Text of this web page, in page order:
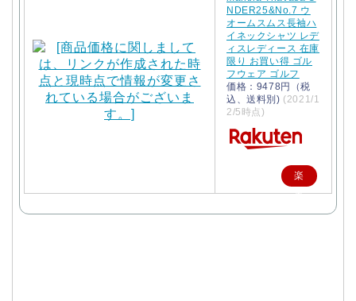
NDER25&No.7 ウ
オームスムス長袖ハ
イネックシャツ レデ
ィスレディース 在庫
限り お買い得 ゴル
フウェア ゴルフ
価格：9478円（税
込、送料別) (2021/1
2/5時点)
楽
天